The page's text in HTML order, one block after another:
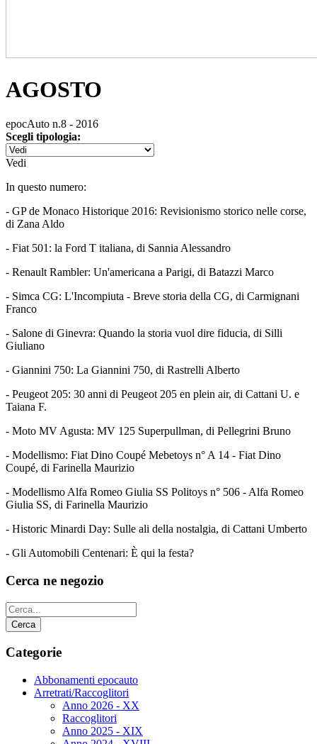
AGOSTO
epocAuto n.8 - 2016
Scegli tipologia:
Vedi
In questo numero:
- GP de Monaco Historique 2016: Revisionismo storico nelle corse,
di Zana Aldo
- Fiat 501: la Ford T italiana, di Sannia Alessandro
- Renault Rambler: Un'americana a Parigi, di Batazzi Marco
- Simca CG: L'Incompiuta - Breve storia della CG, di Carmignani
Franco
- Salone di Ginevra: Quando la storia vuol dire fiducia, di Silli
Giuliano
- Giannini 750: La Giannini 750, di Rastrelli Alberto
- Peugeot 205: 30 anni di Peugeot 205 en plein air, di Cattani U. e
Taiana F.
- Moto MV Agusta: MV 125 Superpullman, di Pellegrini Bruno
- Modellismo: Fiat Dino Coupé Mebetoys n° A 14 - Fiat Dino
Coupé, di Farinella Maurizio
- Modellismo Alfa Romeo Giulia SS Politoys n° 506 - Alfa Romeo
Giulia SS, di Farinella Maurizio
- Historic Minardi Day: Sulle ali della nostalgia, di Cattani Umberto
- Gli Automobili Centenari: È qui la festa?
Cerca ne negozio
Categorie
Abbonamenti epocauto
Arretrati/Raccoglitori
Anno 2026 - XX
Raccoglitori
Anno 2025 - XIX